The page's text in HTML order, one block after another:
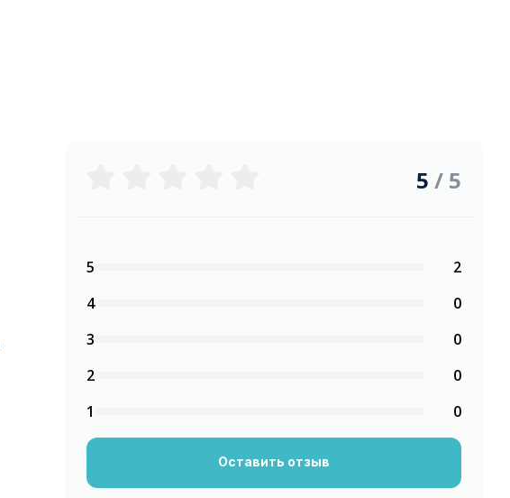
5 / 5
5
2
4
0
3
0
2
0
1
0
Оставить отзыв